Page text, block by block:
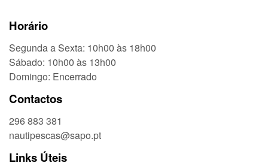
Horário
Segunda a Sexta: 10h00 às 18h00
Sábado: 10h00 às 13h00
Domingo: Encerrado
Contactos
296 883 381
nautipescas@sapo.pt
Links Úteis